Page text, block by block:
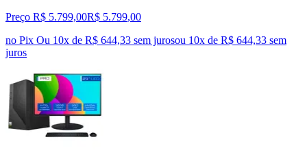
Preço R$ 5.799,00R$ 5.799,00
no Pix Ou 10x de R$ 644,33 sem jurosou 10x de R$ 644,33 sem
juros